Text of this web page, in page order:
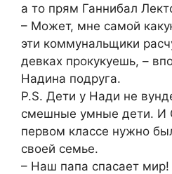
а то прям Ганнибал
– Может, мне самой
эти коммунальщики
девках прокукуешь, –
Надина подруга.
P.S. Дети у Нади не
смешные умные дети. И
первом классе нужно
своей семье.
– Наш папа спасает